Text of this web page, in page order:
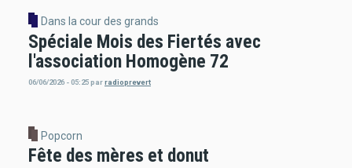
Dans la cour des grands
Spéciale Mois des Fiertés avec
l'association Homogène 72
06/06/2026 - 05:25parradioprevert
Popcorn
Fête des mères et donut